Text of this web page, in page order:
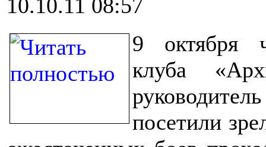
10.10.11 08:57
9 октября
клуба
посетили